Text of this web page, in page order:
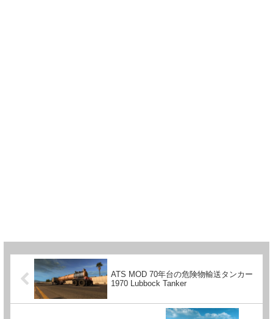
ATS MOD 70年台の危険物輸送タンカー
1970 Lubbock Tanker